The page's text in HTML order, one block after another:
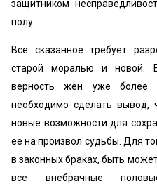
защитником
полу.
Все сказанное требует
старой моралью и новой.
верность жен уже более
необходимо сделать вывод,
новые возможности для
ее на произвол судьбы. Для
в законных браках, быть
все внебрачные